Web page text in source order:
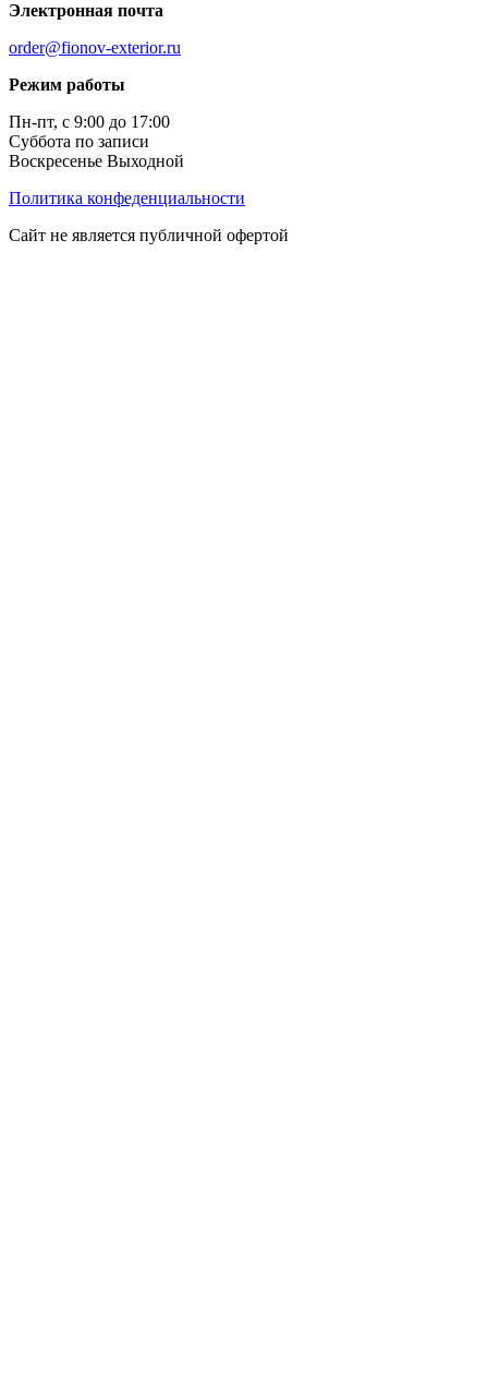
Электронная почта
order@fionov-exterior.ru
Режим работы
Пн-пт, с 9:00 до 17:00
Суббота по записи
Воскресенье Выходной
Политика конфеденциальности
Сайт не является публичной офертой